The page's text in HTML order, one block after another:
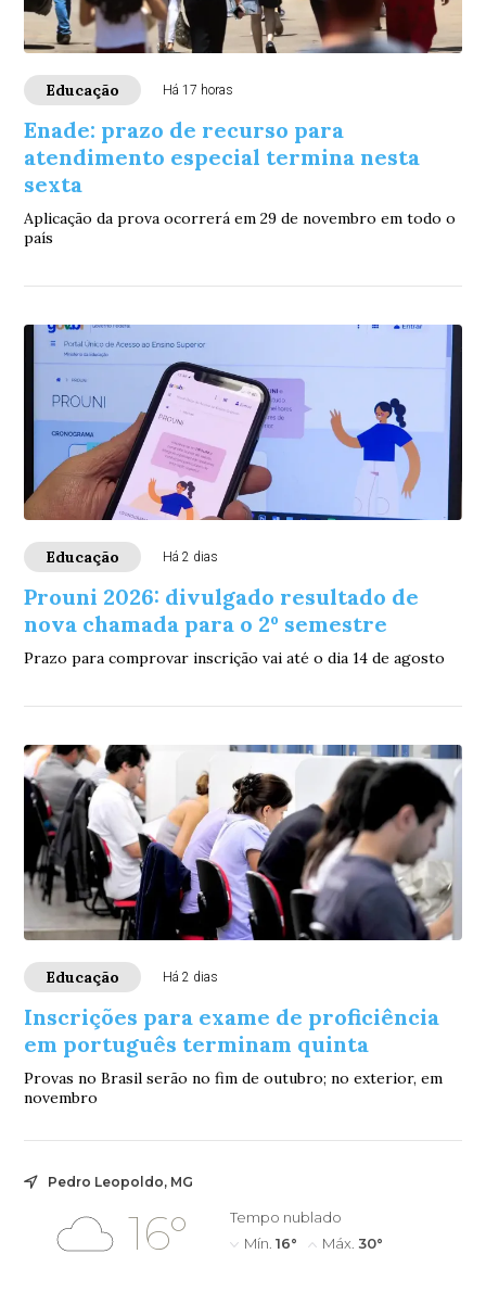
Educação Há 17 horas
Enade: prazo de recurso para
atendimento especial termina nesta
sexta
Aplicação da prova ocorrerá em 29 de novembro em todo o
país
Educação Há 2 dias
Prouni 2026: divulgado resultado de
nova chamada para o 2º semestre
Prazo para comprovar inscrição vai até o dia 14 de agosto
Educação Há 2 dias
Inscrições para exame de proficiência
em português terminam quinta
Provas no Brasil serão no fim de outubro; no exterior, em
novembro
Pedro Leopoldo, MG
16°
Tempo nublado
Mín. 16° Máx. 30°